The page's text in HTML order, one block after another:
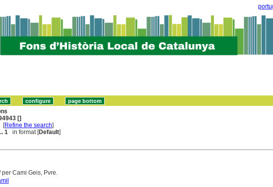
[]
[Refine the search]
1 in format [Default]
Cami Geis, Pvre.